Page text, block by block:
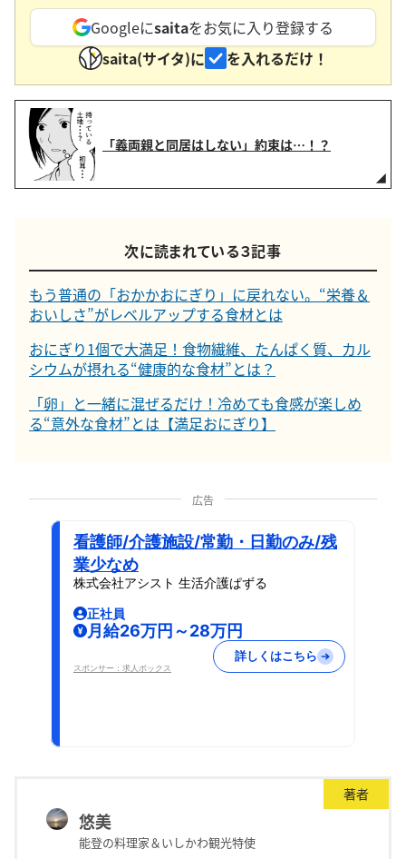
Googleにsaitaをお気に入り登録する
saita(サイタ)に
を入れるだけ！
「義両親と同居はしない」約束は…！？
次に読まれている３記事
もう普通の「おかかおにぎり」に戻れない。“栄養＆
おいしさ”がレベルアップする食材とは
おにぎり1個で大満足！食物繊維、たんぱく質、カル
シウムが摂れる“健康的な食材”とは？
「卵」と一緒に混ぜるだけ！冷めても食感が楽しめ
る“意外な食材”とは【満足おにぎり】
広告
看護師/介護施設/常勤・日勤のみ/残
業少なめ
株式会社アシスト 生活介護ぱずる
正社員
月給26万円～28万円
スポンサー：求人ボックス
詳しくはこちら
著者
悠美
能登の料理家＆いしかわ観光特使